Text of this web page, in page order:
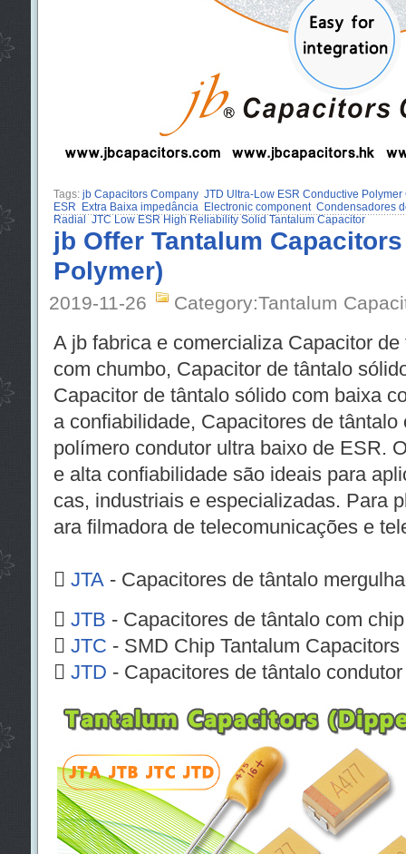
Tags: jb Capacitors Company JTD Ultra-Low ESR Conductive
ESR
Extra Baixa impedância Electronic component Condensadores
Radial
JTC Low ESR High Reliability Solid Tantalum Capacitor
jb Offer Tantalum
Polymer)
2019-11-26 Category:Tantalum
A jb fabrica e comercializa Capacitor
com chumbo, Capacitor de tântalo
Capacitor de tântalo sólido com baixa
a confiabilidade, Capacitores de
polímero condutor ultra baixo de ESR.
e alta confiabilidade são ideais para
cas, industriais e especializadas. Para
ara filmadora de telecomunicações e
 JTA - Capacitores de tântalo
 JTB - Capacitores de tântalo com
 JTC - SMD Chip Tantalum
 JTD - Capacitores de tântalo